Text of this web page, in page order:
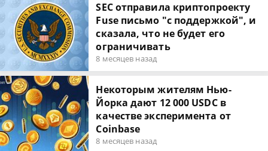
SEC отправила криптопроекту
Fuse письмо "с поддержкой", и
сказала, что не будет его
ограничивать
8 месяцев назад
Некоторым жителям Нью-
Йорка дают 12 000 USDC в
качестве эксперимента от
Coinbase
8 месяцев назад